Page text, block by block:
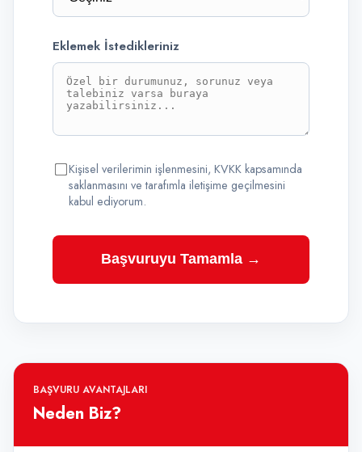
BAŞVURU AVANTAJLARI
Neden Biz?
Eklemek İstedikleriniz
Kişisel verilerimin işlenmesini, KVKK kapsamında
saklanmasını ve tarafımla iletişime geçilmesini
kabul ediyorum.
Başvuruyu Tamamla →